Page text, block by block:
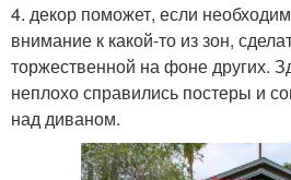
4. декор поможет, если
внимание к какой-то из зон,
торжественной на фоне других.
неплохо справились постеры и
над диваном.